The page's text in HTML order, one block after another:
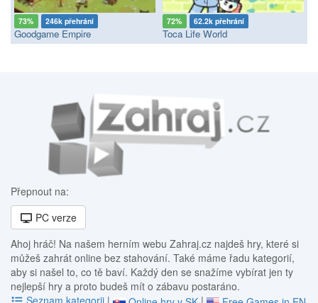
73% 246k přehrání
Goodgame Empire
72% 62.2k přehrání
Toca Life World
Přepnout na:
PC verze
Ahoj hráč! Na našem herním webu Zahraj.cz najdeš hry, které si
můžeš zahrát online bez stahování. Také máme řadu kategorií,
aby si našel to, co tě baví. Každý den se snažíme vybírat jen ty
nejlepší hry a proto budeš mít o zábavu postaráno.